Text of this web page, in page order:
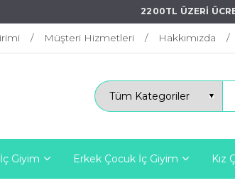
2200TL ÜZERİ
Müşteri Hizmetleri Hakkımızda
Giyim Erkek Çocuk İç Giyim Kız